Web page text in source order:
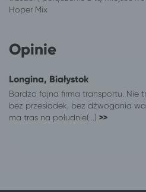
Białystok
Białystok
Białystok
Bydgoszcz
Białystok
Toruń
Białystok
wynajem busa
Opinie
Longina, Białystok
Bardzo fajna firma transportu. Nie
bez przesiadek, bez dźwogania
ma tras na południe(...) >>